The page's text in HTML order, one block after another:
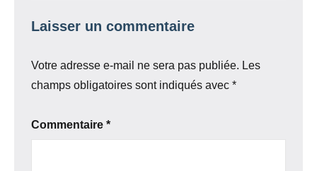
Laisser un commentaire
Votre adresse e-mail ne sera pas publiée. Les
champs obligatoires sont indiqués avec *
Commentaire *